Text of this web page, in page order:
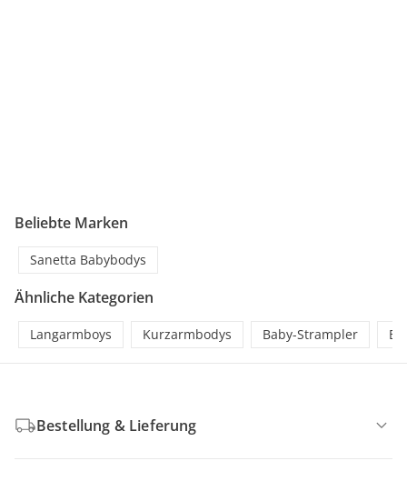
Beliebte Marken
Sanetta Babybodys
Ähnliche Kategorien
Langarmboys Kurzarmbodys Baby-Strampler
Bestellung & Lieferung